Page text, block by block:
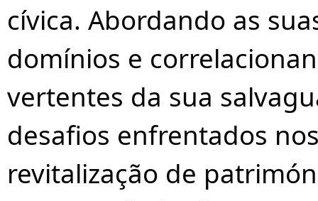
cívica. Abordando as
domínios e
vertentes da sua
desafios enfrentados
revitalização de